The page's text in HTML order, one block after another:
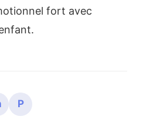
fort avec
P